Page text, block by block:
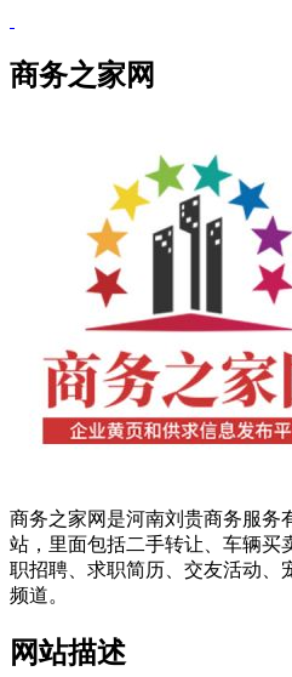
商务之家网
商务之家网是河南刘贵商务服务
站，里面包括二手转让、车辆买
职招聘、求职简历、交友活动、
频道。
网站描述